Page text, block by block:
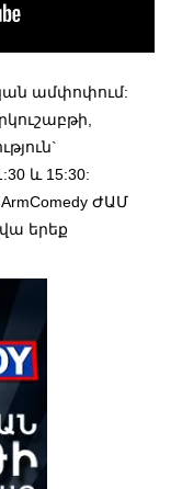
ամփոփում:
և 15:30:
ԺԱՄ
երեք